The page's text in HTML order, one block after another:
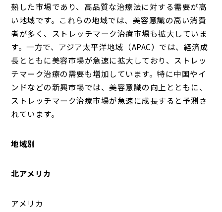
熟した市場であり、高品質な治療法に対する需要が高
い地域です。これらの地域では、美容意識の高い消費
者が多く、ストレッチマーク治療市場も拡大していま
す。一方で、アジア太平洋地域（APAC）では、経済成
長とともに美容市場が急速に拡大しており、ストレッ
チマーク治療の需要も増加しています。特に中国やイ
ンドなどの新興市場では、美容意識の向上とともに、
ストレッチマーク治療市場が急速に成長すると予測さ
れています。
地域別
北アメリカ
アメリカ